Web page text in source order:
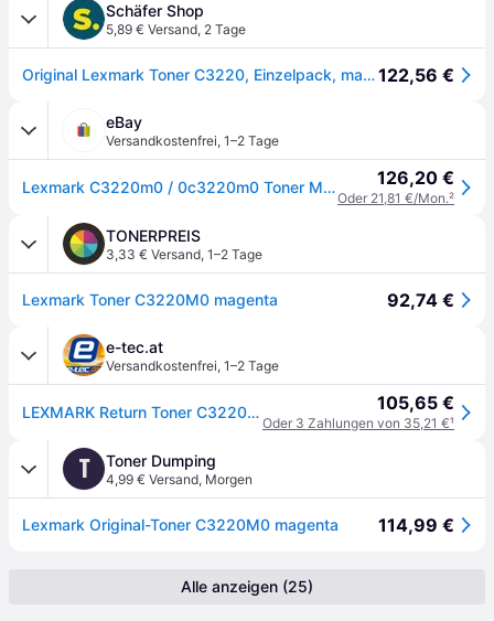
Schäfer Shop
5,89 € Versand, 2 Tage
Original Lexmark Toner C3220, Einzelpack, magenta122,56 €
eBay
Versandkostenfrei, 1–2 Tage
Lexmark C3220m0 / 0c3220m0 Toner Magenta 126,20 €
Oder 21,81 €/Mon.²
TONERPREIS
3,33 € Versand, 1–2 Tage
Lexmark Toner C3220M0 magenta 92,74 €
e-tec.at
Versandkostenfrei, 1–2 Tage
LEXMARK Return Toner C3220M0 magenta 105,65 €
Oder 3 Zahlungen von 35,21 €¹
T Toner Dumping
4,99 € Versand, Morgen
Lexmark Original-Toner C3220M0 magenta 114,99 €
Alle anzeigen (25)